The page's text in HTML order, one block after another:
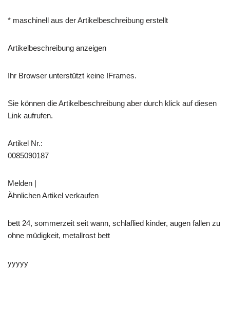
* maschinell aus der Artikelbeschreibung erstellt
Artikelbeschreibung anzeigen
Ihr Browser unterstützt keine IFrames.
Sie können die Artikelbeschreibung aber durch klick auf diesen
Link aufrufen.
Artikel Nr.:
0085090187
Melden |
Ähnlichen Artikel verkaufen
bett 24, sommerzeit seit wann, schlaflied kinder, augen fallen zu
ohne müdigkeit, metallrost bett
yyyyy